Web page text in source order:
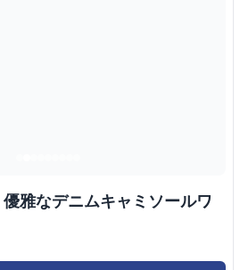
雅なデニムキャミソールワ